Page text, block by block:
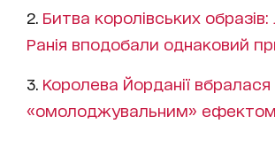
2. Битва королівських образів:
Ранія вподобали однаковий
3. Королева Йорданії
«омолоджувальним» ефектом